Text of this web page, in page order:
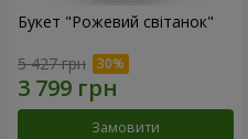
Букет "Рожевий світанок"
5 427 грн
Замовити